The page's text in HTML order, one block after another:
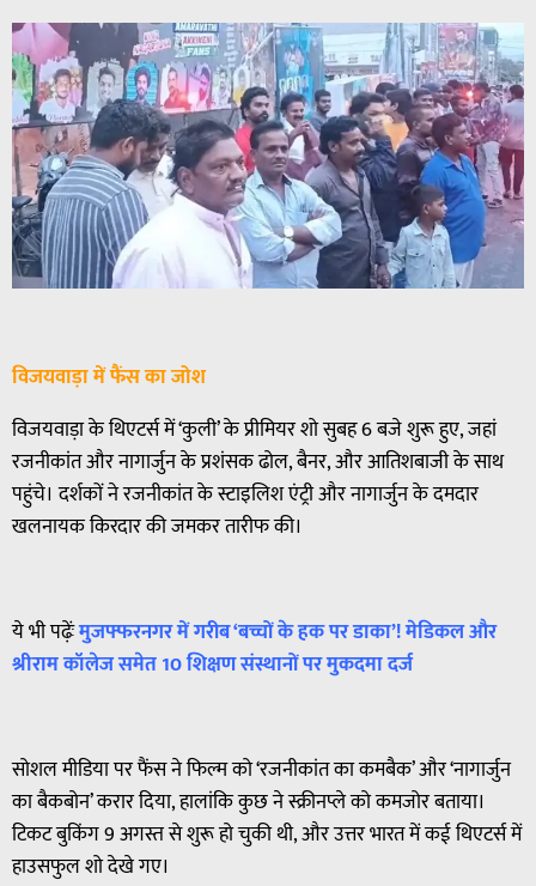
विजयवाड़ा में फैंस का जोश
विजयवाड़ा के थिएटर्स में ‘कुली’ के प्रीमियर शो सुबह 6 बजे शुरू हुए, जहां
रजनीकांत और नागार्जुन के प्रशंसक ढोल, बैनर, और आतिशबाजी के साथ
पहुंचे। दर्शकों ने रजनीकांत के स्टाइलिश एंट्री और नागार्जुन के दमदार
खलनायक किरदार की जमकर तारीफ की।
ये भी पढ़ेंःमुजफ्फरनगर में गरीब ‘बच्चों के हक पर डाका’! मेडिकल और
श्रीराम कॉलेज समेत 10 शिक्षण संस्थानों पर मुकदमा दर्ज
सोशल मीडिया पर फैंस ने फिल्म को ‘रजनीकांत का कमबैक’ और ‘नागार्जुन
का बैकबोन’ करार दिया, हालांकि कुछ ने स्क्रीनप्ले को कमजोर बताया।
टिकट बुकिंग 9 अगस्त से शुरू हो चुकी थी, और उत्तर भारत में कई थिएटर्स में
हाउसफुल शो देखे गए।